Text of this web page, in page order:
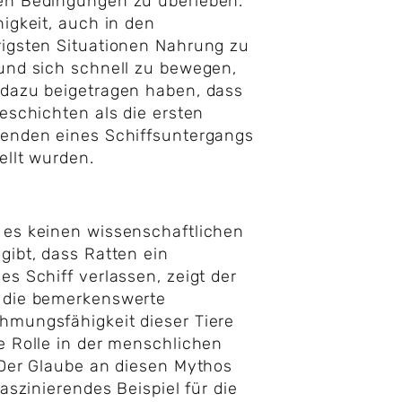
auch in den
Situationen Nahrung zu
sich schnell zu bewegen,
beigetragen haben, dass
als die ersten
eines Schiffsuntergangs
wurden.
es keinen wissenschaftlichen
dass Ratten ein
Schiff verlassen, zeigt der
bemerkenswerte
dieser Tiere
Rolle in der menschlichen
Glaube an diesen Mythos
Beispiel für die